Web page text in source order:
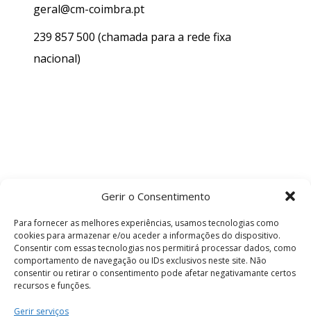
Gerir o Consentimento
Para fornecer as melhores experiências, usamos tecnologias como
cookies para armazenar e/ou aceder a informações do dispositivo.
Consentir com essas tecnologias nos permitirá processar dados, como
comportamento de navegação ou IDs exclusivos neste site. Não
consentir ou retirar o consentimento pode afetar negativamante certos
recursos e funções.
Gerir serviços
geral@cm-coimbra.pt
239 857 500 (chamada para a rede fixa
nacional)
Termos e Condições